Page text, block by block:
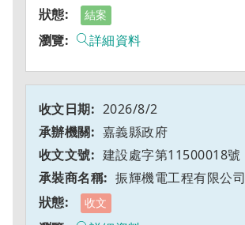
結案
詳細資料
2026/8/2
嘉義縣政府
建設處字第11500018號
振輝機電工程有限公司
收文